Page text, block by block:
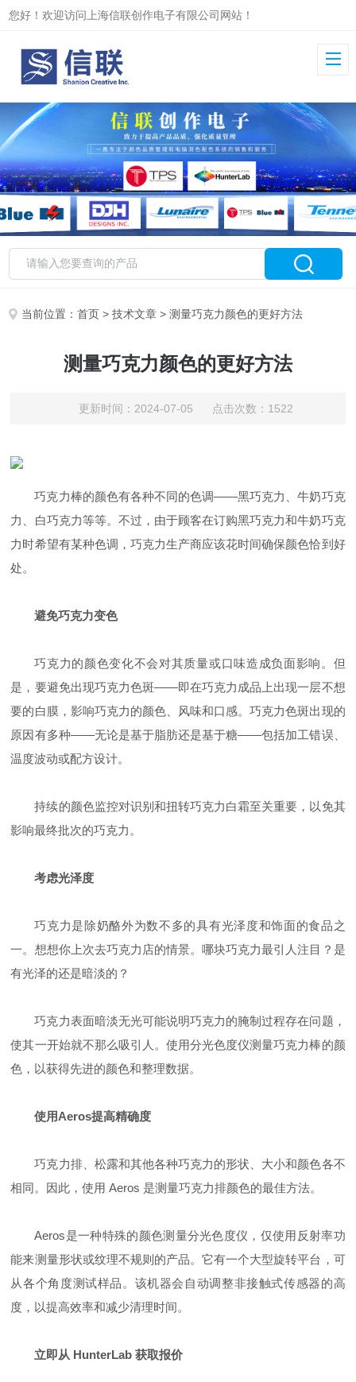
您好！欢迎访问上海信联创作电子有限公司网站！
当前位置：首页 >技术文章 > 测量巧克力颜色的更好方法
测量巧克力颜色的更好方法
更新时间：2024-07-05 点击次数：1522
巧克力棒的颜色有各种不同的色调——黑巧克力、牛奶巧克
力、白巧克力等等。不过，由于顾客在订购黑巧克力和牛奶巧克
力时希望有某种色调，巧克力生产商应该花时间确保颜色恰到好
处。
避免巧克力变色
巧克力的颜色变化不会对其质量或口味造成负面影响。但
是，要避免出现巧克力色斑——即在巧克力成品上出现一层不想
要的白膜，影响巧克力的颜色、风味和口感。巧克力色斑出现的
原因有多种——无论是基于脂肪还是基于糖——包括加工错误、
温度波动或配方设计。
持续的颜色监控对识别和扭转巧克力白霜至关重要，以免其
影响最终批次的巧克力。
考虑光泽度
巧克力是除奶酪外为数不多的具有光泽度和饰面的食品之
一。想想你上次去巧克力店的情景。哪块巧克力最引人注目？是
有光泽的还是暗淡的？
巧克力表面暗淡无光可能说明巧克力的腌制过程存在问题，
使其一开始就不那么吸引人。使用分光色度仪测量巧克力棒的颜
色，以获得先进的颜色和整理数据。
使用Aeros提高精确度
巧克力排、松露和其他各种巧克力的形状、大小和颜色各不
相同。因此，使用 Aeros 是测量巧克力排颜色的最佳方法。
Aeros是一种特殊的颜色测量分光色度仪，仅使用反射率功
能来测量形状或纹理不规则的产品。它有一个大型旋转平台，可
从各个角度测试样品。该机器会自动调整非接触式传感器的高
度，以提高效率和减少清理时间。
立即从 HunterLab 获取报价